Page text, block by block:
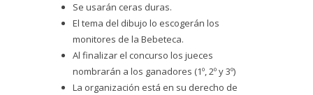
Se usarán ceras duras.
El tema del dibujo lo escogerán los
monitores de la Bebeteca.
Al finalizar el concurso los jueces
nombrarán a los ganadores (1º, 2º y 3º)
La organización está en su derecho de